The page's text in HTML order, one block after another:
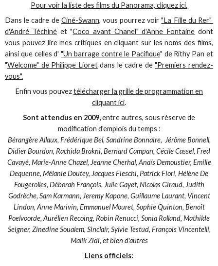
Pour voir la liste des films du Panorama, cliquez ici.
Dans le cadre de Ciné-Swann, vous pourrez voir"La Fille du Rer"
d'André Téchinéet "Coco avant Chanel" d'Anne Fontaine dont
vous pouvez lire mes critiques en cliquant sur les noms des films,
ainsi que celles d'"Un barrage contre le Pacifique" de Rithy Pan et
"Welcome" de Philippe Lioretdans le cadre de"Premiers rendez-
vous".
Enfin vous pouveztélécharger la grille de programmation en
cliquant ici.
Sont attendus en 2009,entre autres, sous réserve de
modification d'emplois du temps :
Bérangère Allaux, Frédérique Bel, Sandrine Bonnaire, Jérôme Bonnell,
Didier Bourdon, Rachida Brakni, Bernard Campan, Cécile Cassel, Fred
Cavayé, Marie-Anne Chazel, Jeanne Cherhal, Anaïs Demoustier, Emilie
Dequenne, Mélanie Doutey, Jacques Fieschi, Patrick Fiori, Hélène De
Fougerolles, Déborah François, Julie Gayet, Nicolas Giraud, Judith
Godrèche, Sam Karmann, Jeremy Kapone, Guillaume Laurant, Vincent
Lindon, Anne Marivin, Emmanuel Mouret, Sophie Quinton, Benoît
Poelvoorde, Aurélien Recoing, Robin Renucci, Sonia Rolland, Mathilde
Seigner, Zinedine Soualem, Sinclair, Sylvie Testud, François Vincentelli,
Malik Zidi, et bien d'autres
Liens officiels: